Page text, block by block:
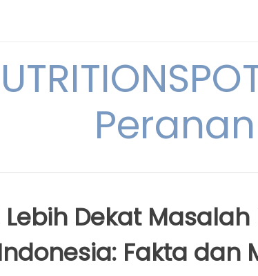
Dekat
Fakta dan